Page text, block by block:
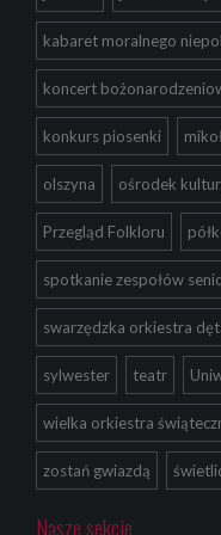
kabaret moralnego
koncert
konkurs piosenki
olszyna ośrodek
Przegląd Folkloru
spotkanie zespołów
swarzędzka orkiestra
sylwester teatr
wielka orkiestra
zostań gwiazdą
Nasze sekcje